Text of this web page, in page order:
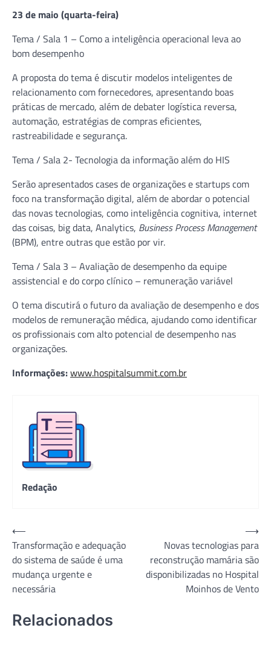
23 de maio (quarta-feira)
Tema / Sala 1 – Como a inteligência operacional leva ao
bom desempenho
A proposta do tema é discutir modelos inteligentes de
relacionamento com fornecedores, apresentando boas
práticas de mercado, além de debater logística reversa,
automação, estratégias de compras eficientes,
rastreabilidade e segurança.
Tema / Sala 2- Tecnologia da informação além do HIS
Serão apresentados cases de organizações e startups com
foco na transformação digital, além de abordar o potencial
das novas tecnologias, como inteligência cognitiva, internet
das coisas, big data, Analytics, Business Process Management
(BPM), entre outras que estão por vir.
Tema / Sala 3 – Avaliação de desempenho da equipe
assistencial e do corpo clínico – remuneração variável
O tema discutirá o futuro da avaliação de desempenho e dos
modelos de remuneração médica, ajudando como identificar
os profissionais com alto potencial de desempenho nas
organizações.
Informações:www.hospitalsummit.com.br
Redação
Navegação
de
Post
⟵
Transformação e adequação
do sistema de saúde é uma
mudança urgente e
necessária
Novas tecnologias para
reconstrução mamária são
disponibilizadas no Hospital
Moinhos de Vento
⟶
Relacionados